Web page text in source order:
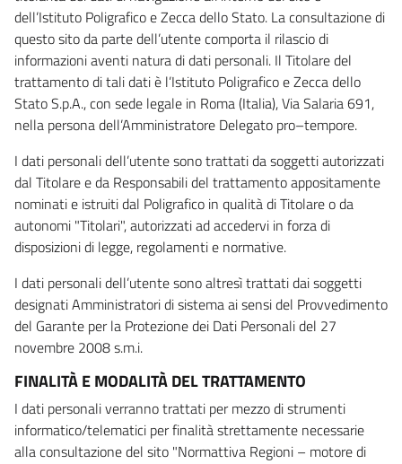
dell’Istituto Poligrafico e Zecca dello Stato. La consultazione di
questo sito da parte dell’utente comporta il rilascio di
informazioni aventi natura di dati personali. Il Titolare del
trattamento di tali dati è l’Istituto Poligrafico e Zecca dello
Stato S.p.A., con sede legale in Roma (Italia), Via Salaria 691,
nella persona dell’Amministratore Delegato pro–tempore.
I dati personali dell’utente sono trattati da soggetti autorizzati
dal Titolare e da Responsabili del trattamento appositamente
nominati e istruiti dal Poligrafico in qualità di Titolare o da
autonomi "Titolari", autorizzati ad accedervi in forza di
disposizioni di legge, regolamenti e normative.
I dati personali dell’utente sono altresì trattati dai soggetti
designati Amministratori di sistema ai sensi del Provvedimento
del Garante per la Protezione dei Dati Personali del 27
novembre 2008 s.m.i.
FINALITÀ E MODALITÀ DEL TRATTAMENTO
I dati personali verranno trattati per mezzo di strumenti
informatico/telematici per finalità strettamente necessarie
alla consultazione del sito "Normattiva Regioni – motore di